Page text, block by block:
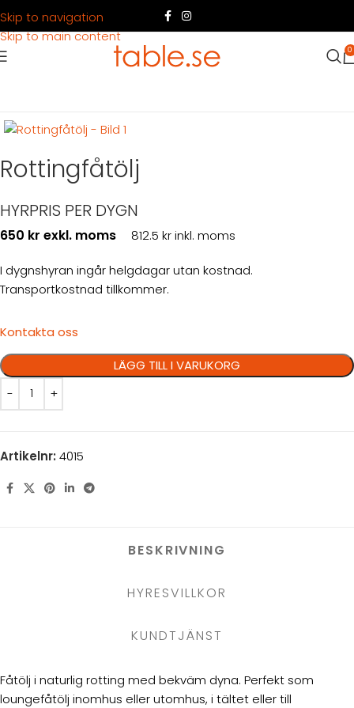
Skip to navigation
Skip to main content
0
Möbler Loungemöbler
Rottingfåtölj
HYRPRIS PER DYGN
650 kr exkl. moms 812.5 kr inkl. moms
I dygnshyran ingår helgdagar utan kostnad.
Transportkostnad tillkommer.
Kontakta oss
LÄGG TILL I VARUKORG
Artikelnr: 4015
BESKRIVNING
HYRESVILLKOR
KUNDTJÄNST
Fåtölj i naturlig rotting med bekväm dyna. Perfekt som
loungefåtölj inomhus eller utomhus, i tältet eller till